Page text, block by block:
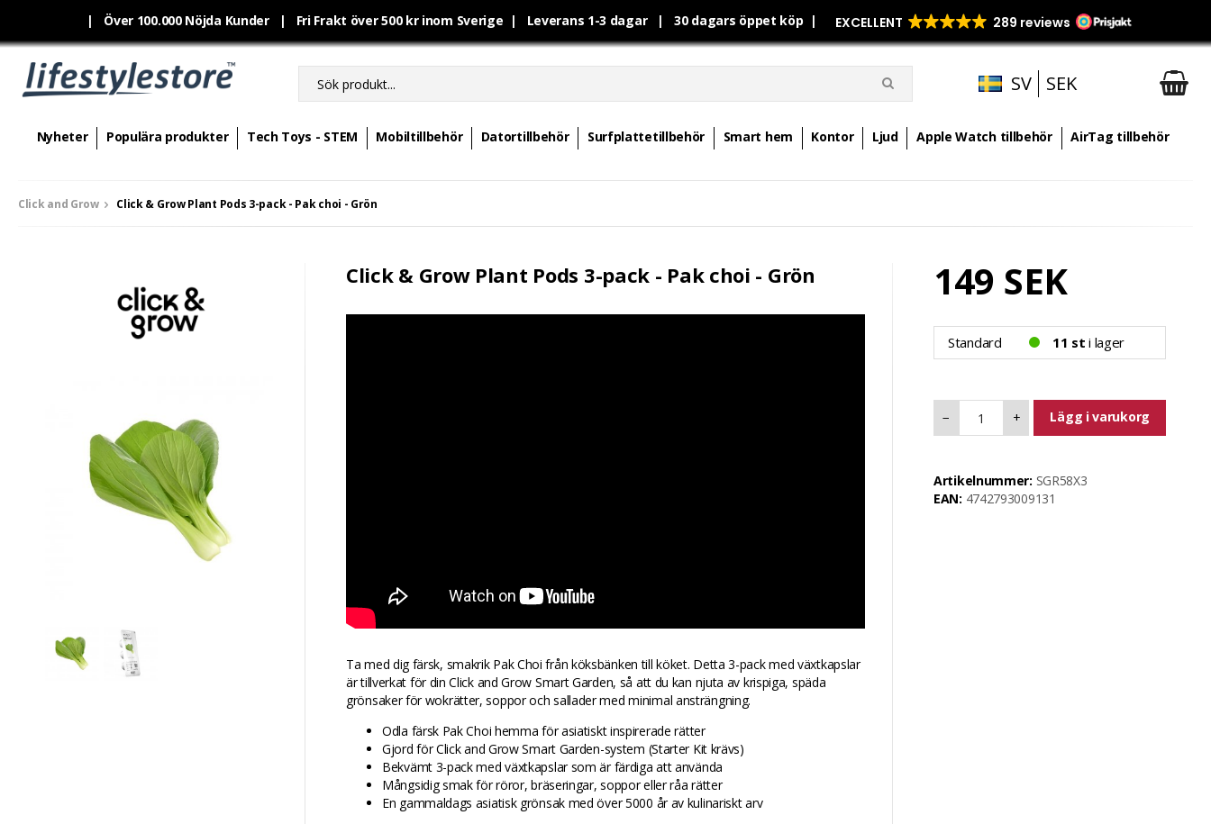
| Över 100.000 Nöjda Kunder | Fri Frakt över 500 kr inom Sverige | Leverans 1-3 dagar | 30 dagars öppet köp |
SV SEK
Nyheter Populära produkter Tech Toys - STEM Mobiltillbehör Datortillbehör Surfplattetillbehör Smart hem Kontor Ljud Apple Watch tillbehör AirTag tillbehör
Click and Grow Click & Grow Plant Pods 3-pack - Pak choi - Grön
Click & Grow Plant Pods 3-pack - Pak choi - Grön
Ta med dig färsk, smakrik Pak Choi från köksbänken till köket. Detta 3-pack med växtkapslar
är tillverkat för din Click and Grow Smart Garden, så att du kan njuta av krispiga, späda
grönsaker för wokrätter, soppor och sallader med minimal ansträngning.
Odla färsk Pak Choi hemma för asiatiskt inspirerade rätter
Gjord för Click and Grow Smart Garden-system (Starter Kit krävs)
Bekvämt 3-pack med växtkapslar som är färdiga att använda
Mångsidig smak för röror, bräseringar, soppor eller råa rätter
En gammaldags asiatisk grönsak med över 5000 år av kulinariskt arv
149 SEK
Standard 11 st i lager
− + Lägg i varukorg
Artikelnummer: SGR58X3
EAN: 4742793009131